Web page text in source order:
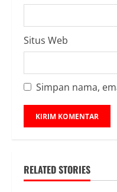
Situs Web
Simpan nama,
RELATED STORIES